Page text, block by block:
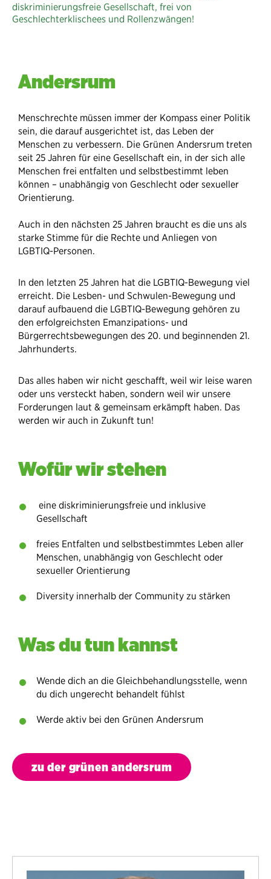
diskriminierungsfreie Gesellschaft, frei von
Geschlechterklischees und Rollenzwängen!
Andersrum
Menschrechte müssen immer der Kompass einer Politik
sein, die darauf ausgerichtet ist, das Leben der
Menschen zu verbessern. Die Grünen Andersrum treten
seit 25 Jahren für eine Gesellschaft ein, in der sich alle
Menschen frei entfalten und selbstbestimmt leben
können – unabhängig von Geschlecht oder sexueller
Orientierung.
Auch in den nächsten 25 Jahren braucht es die uns als
starke Stimme für die Rechte und Anliegen von
LGBTIQ-Personen.
In den letzten 25 Jahren hat die LGBTIQ-Bewegung viel
erreicht. Die Lesben- und Schwulen-Bewegung und
darauf aufbauend die LGBTIQ-Bewegung gehören zu
den erfolgreichsten Emanzipations- und
Bürgerrechtsbewegungen des 20. und beginnenden 21.
Jahrhunderts.
Das alles haben wir nicht geschafft, weil wir leise waren
oder uns versteckt haben, sondern weil wir unsere
Forderungen laut & gemeinsam erkämpft haben. Das
werden wir auch in Zukunft tun!
Wofür wir stehen
eine diskriminierungsfreie und inklusive
Gesellschaft
freies Entfalten und selbstbestimmtes Leben aller
Menschen, unabhängig von Geschlecht oder
sexueller Orientierung
Diversity innerhalb der Community zu stärken
Was du tun kannst
Wende dich an die Gleichbehandlungsstelle, wenn
du dich ungerecht behandelt fühlst
Werde aktiv bei den Grünen Andersrum
zu der grünen andersrum